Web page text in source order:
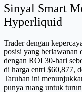
Sinyal Smart
Hyperliquid
Trader dengan
posisi yang berlawanan
dengan ROI 30-hari
di harga entri $60,877,
Taruhan ini
punya ruang untuk